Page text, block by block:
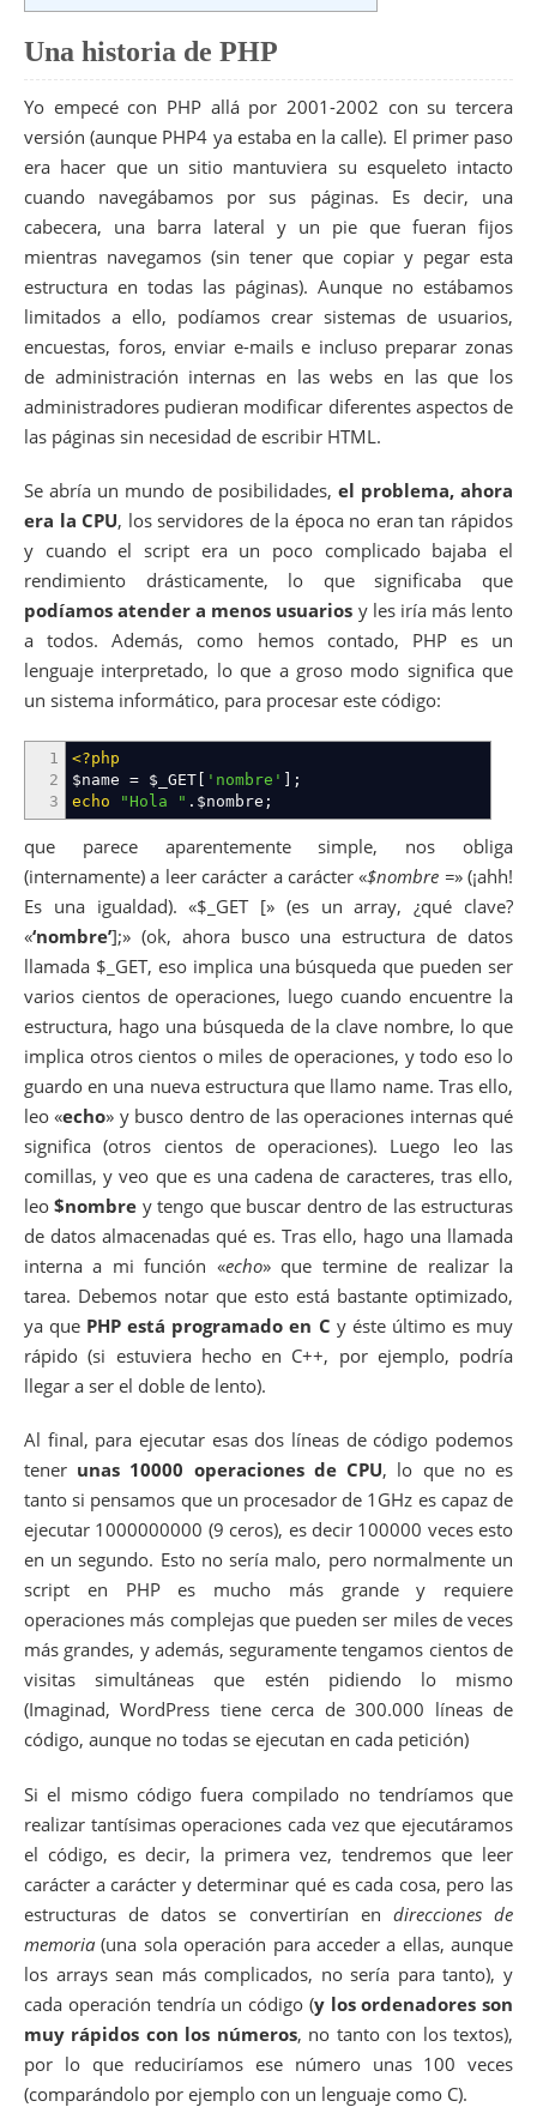
Una historia de PHP
Yo empecé con PHP allá por 2001-2002 con su tercera
versión (aunque PHP4 ya estaba en la calle). El primer paso
era hacer que un sitio mantuviera su esqueleto intacto
cuando navegábamos por sus páginas. Es decir, una
cabecera, una barra lateral y un pie que fueran fijos
mientras navegamos (sin tener que copiar y pegar esta
estructura en todas las páginas). Aunque no estábamos
limitados a ello, podíamos crear sistemas de usuarios,
encuestas, foros, enviar e-mails e incluso preparar zonas
de administración internas en las webs en las que los
administradores pudieran modificar diferentes aspectos de
las páginas sin necesidad de escribir HTML.
Se abría un mundo de posibilidades, el problema, ahora
era la CPU, los servidores de la época no eran tan rápidos
y cuando el script era un poco complicado bajaba el
rendimiento drásticamente, lo que significaba que
podíamos atender a menos usuarios y les iría más lento
a todos. Además, como hemos contado, PHP es un
lenguaje interpretado, lo que a groso modo significa que
un sistema informático, para procesar este código:
1
2
3
<?php
$name = $_GET [ 'nombre' ] ;
echo
"Hola " . $nombre ;
que parece aparentemente simple, nos obliga
(internamente) a leer carácter a carácter «$nombre =» (¡ahh!
Es una igualdad). «$_GET [» (es un array, ¿qué clave?
«‘nombre’];» (ok, ahora busco una estructura de datos
llamada $_GET, eso implica una búsqueda que pueden ser
varios cientos de operaciones, luego cuando encuentre la
estructura, hago una búsqueda de la clave nombre, lo que
implica otros cientos o miles de operaciones, y todo eso lo
guardo en una nueva estructura que llamo name. Tras ello,
leo «echo» y busco dentro de las operaciones internas qué
significa (otros cientos de operaciones). Luego leo las
comillas, y veo que es una cadena de caracteres, tras ello,
leo$nombre y tengo que buscar dentro de las estructuras
de datos almacenadas qué es. Tras ello, hago una llamada
interna a mi función «echo» que termine de realizar la
tarea. Debemos notar que esto está bastante optimizado,
ya que PHP está programado en C y éste último es muy
rápido (si estuviera hecho en C++, por ejemplo, podría
llegar a ser el doble de lento).
Al final, para ejecutar esas dos líneas de código podemos
tener unas 10000 operaciones de CPU, lo que no es
tanto si pensamos que un procesador de 1GHz es capaz de
ejecutar 1000000000 (9 ceros), es decir 100000 veces esto
en un segundo. Esto no sería malo, pero normalmente un
script en PHP es mucho más grande y requiere
operaciones más complejas que pueden ser miles de veces
más grandes, y además, seguramente tengamos cientos de
visitas simultáneas que estén pidiendo lo mismo
(Imaginad, WordPress tiene cerca de 300.000 líneas de
código, aunque no todas se ejecutan en cada petición)
Si el mismo código fuera compilado no tendríamos que
realizar tantísimas operaciones cada vez que ejecutáramos
el código, es decir, la primera vez, tendremos que leer
carácter a carácter y determinar qué es cada cosa, pero las
estructuras de datos se convertirían en direcciones de
memoria (una sola operación para acceder a ellas, aunque
los arrays sean más complicados, no sería para tanto), y
cada operación tendría un código (y los ordenadores son
muy rápidos con los números, no tanto con los textos),
por lo que reduciríamos ese número unas 100 veces
(comparándolo por ejemplo con un lenguaje como C).